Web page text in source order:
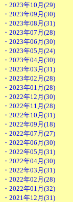
・2023年10月(29)
・2023年09月(30)
・2023年08月(31)
・2023年07月(28)
・2023年06月(30)
・2023年05月(24)
・2023年04月(30)
・2023年03月(31)
・2023年02月(28)
・2023年01月(28)
・2022年12月(30)
・2022年11月(28)
・2022年10月(31)
・2022年09月(18)
・2022年07月(27)
・2022年06月(30)
・2022年05月(31)
・2022年04月(30)
・2022年03月(31)
・2022年02月(28)
・2022年01月(32)
・2021年12月(31)